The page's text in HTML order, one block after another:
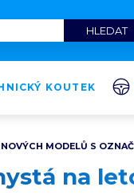
KOUTEK
MODELŮ S
na